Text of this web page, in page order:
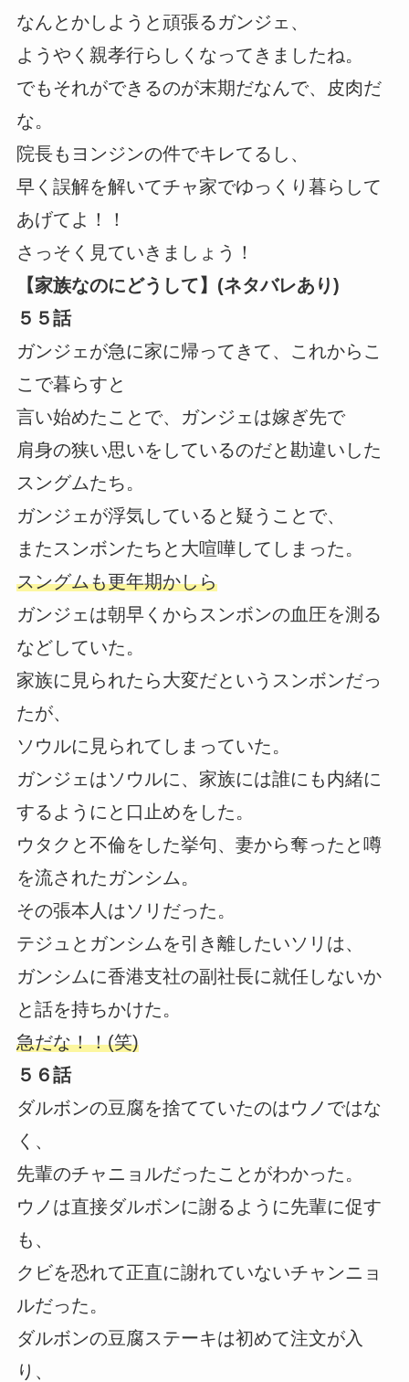
なんとかしようと頑張るガンジェ、
ようやく親孝行らしくなってきましたね。
でもそれができるのが末期だなんで、皮肉だ
な。
院長もヨンジンの件でキレてるし、
早く誤解を解いてチャ家でゆっくり暮らして
あげてよ！！
さっそく見ていきましょう！
【家族なのにどうして】(ネタバレあり)
５５話
ガンジェが急に家に帰ってきて、これからこ
こで暮らすと
言い始めたことで、ガンジェは嫁ぎ先で
肩身の狭い思いをしているのだと勘違いした
スングムたち。
ガンジェが浮気していると疑うことで、
またスンボンたちと大喧嘩してしまった。
スングムも更年期かしら
ガンジェは朝早くからスンボンの血圧を測る
などしていた。
家族に見られたら大変だというスンボンだっ
たが、
ソウルに見られてしまっていた。
ガンジェはソウルに、家族には誰にも内緒に
するようにと口止めをした。
ウタクと不倫をした挙句、妻から奪ったと噂
を流されたガンシム。
その張本人はソリだった。
テジュとガンシムを引き離したいソリは、
ガンシムに香港支社の副社長に就任しないか
と話を持ちかけた。
急だな！！(笑)
５６話
ダルボンの豆腐を捨てていたのはウノではな
く、
先輩のチャニョルだったことがわかった。
ウノは直接ダルボンに謝るように先輩に促す
も、
クビを恐れて正直に謝れていないチャンニョ
ルだった。
ダルボンの豆腐ステーキは初めて注文が入
り、